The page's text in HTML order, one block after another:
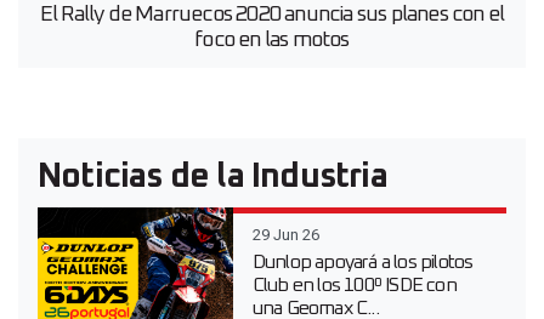
El Rally de Marruecos 2020 anuncia sus planes con el
foco en las motos
Noticias de la Industria
29 Jun 26
Dunlop apoyará a los pilotos
Club en los 100º ISDE con
una Geomax C...